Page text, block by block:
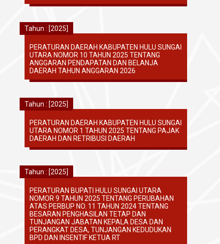
Tahun : [2025]
PERATURAN DAERAH KABUPATEN HULU SUNGAI
UTARA NOMOR 10 TAHUN 2025 TENTANG
ANGGARAN PENDAPATAN DAN BELANJA
DAERAH TAHUN ANGGARAN 2026
Tahun : [2025]
PERATURAN DAERAH KABUPATEN HULU SUNGAI
UTARA NOMOR 1 TAHUN 2025 TENTANG PAJAK
DAERAH DAN RETRIBUSI DAERAH
Tahun : [2025]
PERATURAN BUPATI HULU SUNGAI UTARA
NOMOR 9 TAHUN 2025 TENTANG PERUBAHAN
ATAS PERBUP NO. 11 TAHUN 2024 TENTANG
BESARAN PENGHASILAN TETAP DAN
TUNJANGAN JABATAN KEPALA DESA DAN
PERANGKAT DESA, TUNJANGAN KEDUDUKAN
BPD DAN INSENTIF KETUA RT